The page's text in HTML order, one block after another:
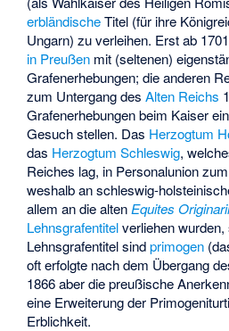
erbländischeTitel (für ihre
Ungarn) zu verleihen. Erst ab
in Preußen mit (seltenen)
Grafenerhebungen; die anderen
zum Untergang desAlten Reichs
Grafenerhebungen beim Kaiser
Gesuch stellen. Das Herzogtum
das Herzogtum Schleswig,
Reiches lag, in Personalunion zum
weshalb an schleswig-
allem an die alten Equites
Lehnsgrafentitelverliehen
Lehnsgrafentitel sindprimogen
oft erfolgte nach dem Übergang
1866 aber die preußische
eine Erweiterung der
Erblichkeit.